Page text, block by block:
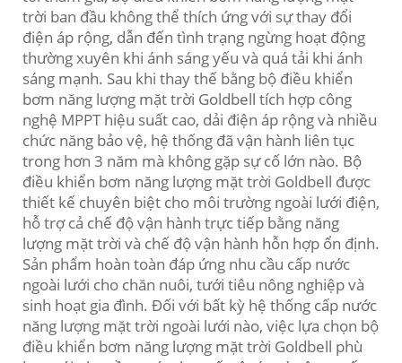
trời ban đầu không thể thích ứng với sự thay đổi
điện áp rộng, dẫn đến tình trạng ngừng hoạt động
thường xuyên khi ánh sáng yếu và quá tải khi ánh
sáng mạnh. Sau khi thay thế bằng bộ điều khiển
bơm năng lượng mặt trời Goldbell tích hợp công
nghệ MPPT hiệu suất cao, dải điện áp rộng và nhiều
chức năng bảo vệ, hệ thống đã vận hành liên tục
trong hơn 3 năm mà không gặp sự cố lớn nào. Bộ
điều khiển bơm năng lượng mặt trời Goldbell được
thiết kế chuyên biệt cho môi trường ngoài lưới điện,
hỗ trợ cả chế độ vận hành trực tiếp bằng năng
lượng mặt trời và chế độ vận hành hỗn hợp ổn định.
Sản phẩm hoàn toàn đáp ứng nhu cầu cấp nước
ngoài lưới cho chăn nuôi, tưới tiêu nông nghiệp và
sinh hoạt gia đình. Đối với bất kỳ hệ thống cấp nước
năng lượng mặt trời ngoài lưới nào, việc lựa chọn bộ
điều khiển bơm năng lượng mặt trời Goldbell phù